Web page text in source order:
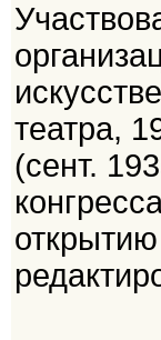
театра,
(сент.